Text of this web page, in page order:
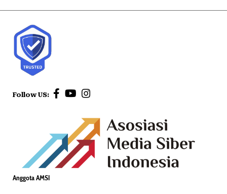
Follow US:
Anggota AMSI